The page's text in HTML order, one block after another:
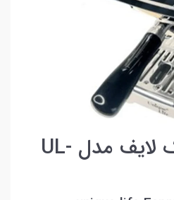
اسپرسوساز یونیک لایف مدل UL-